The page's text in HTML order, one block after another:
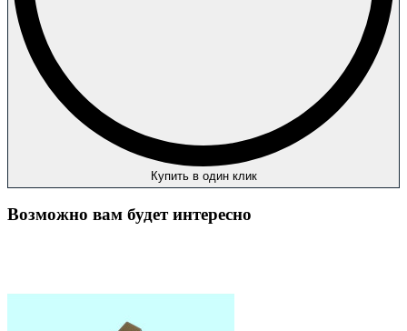
Купить в один клик
Возможно вам будет интересно